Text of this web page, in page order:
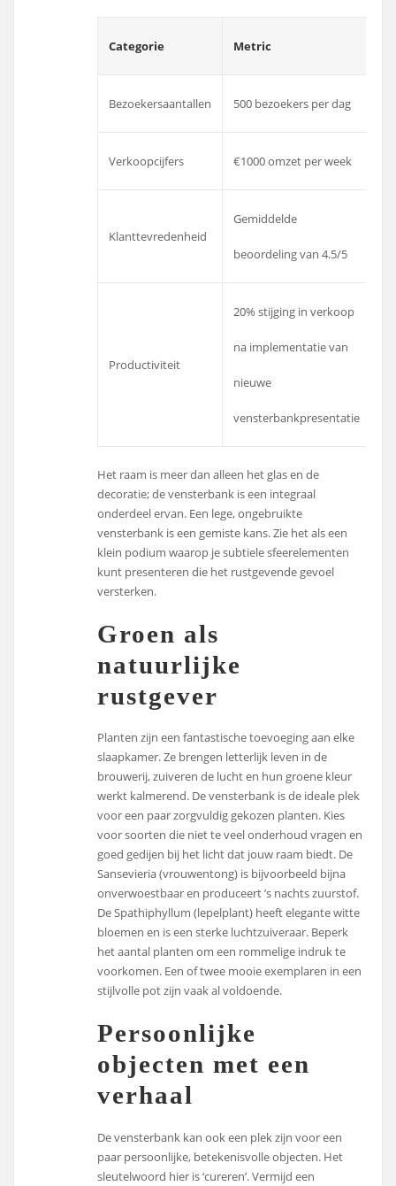
Categorie Metric
Bezoekersaantallen 500 bezoekers per dag
Verkoopcijfers €1000 omzet per week
Klanttevredenheid
Gemiddelde
beoordeling van 4.5/5
Productiviteit
20% stijging in verkoop
na implementatie van
nieuwe
vensterbankpresentatie
Het raam is meer dan alleen het glas en de
decoratie; de vensterbank is een integraal
onderdeel ervan. Een lege, ongebruikte
vensterbank is een gemiste kans. Zie het als een
klein podium waarop je subtiele sfeerelementen
kunt presenteren die het rustgevende gevoel
versterken.
Groen als
natuurlijke
rustgever
Planten zijn een fantastische toevoeging aan elke
slaapkamer. Ze brengen letterlijk leven in de
brouwerij, zuiveren de lucht en hun groene kleur
werkt kalmerend. De vensterbank is de ideale plek
voor een paar zorgvuldig gekozen planten. Kies
voor soorten die niet te veel onderhoud vragen en
goed gedijen bij het licht dat jouw raam biedt. De
Sansevieria (vrouwentong) is bijvoorbeeld bijna
onverwoestbaar en produceert ’s nachts zuurstof.
De Spathiphyllum (lepelplant) heeft elegante witte
bloemen en is een sterke luchtzuiveraar. Beperk
het aantal planten om een rommelige indruk te
voorkomen. Een of twee mooie exemplaren in een
stijlvolle pot zijn vaak al voldoende.
Persoonlijke
objecten met een
verhaal
De vensterbank kan ook een plek zijn voor een
paar persoonlijke, betekenisvolle objecten. Het
sleutelwoord hier is ‘cureren’. Vermijd een